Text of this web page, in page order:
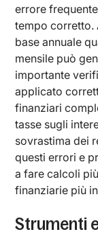
errore
tempo corretto.
base annuale
mensile può
importante
applicato
finanziari
tasse sugli
sovrastima dei
questi errori e
a fare calcoli
finanziarie più
Strumenti